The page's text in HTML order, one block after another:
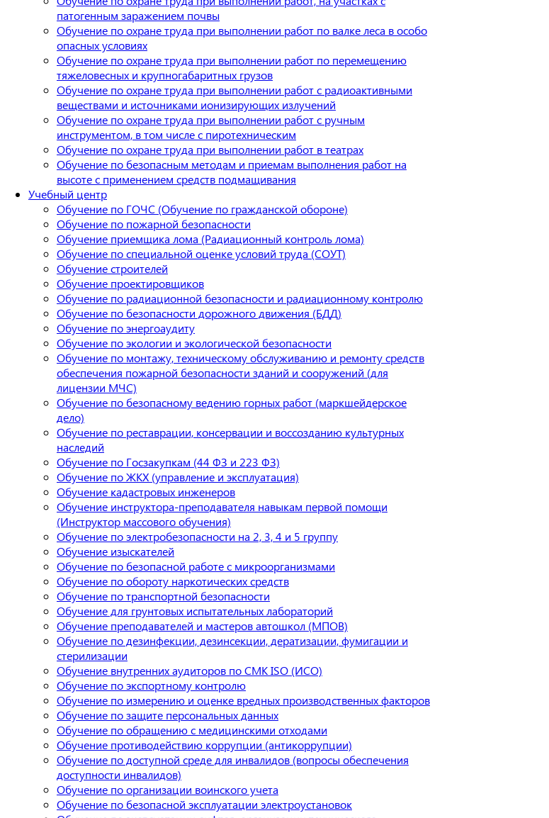
патогенным заражением почвы
Обучение по охране труда при выполнении работ по валке леса в особо
опасных условиях
Обучение по охране труда при выполнении работ по перемещению
тяжеловесных и крупногабаритных грузов
Обучение по охране труда при выполнении работ с радиоактивными
веществами и источниками ионизирующих излучений
Обучение по охране труда при выполнении работ с ручным
инструментом, в том числе с пиротехническим
Обучение по охране труда при выполнении работ в театрах
Обучение по безопасным методам и приемам выполнения работ на
высоте с применением средств подмащивания
Учебный центр
Обучение по ГОЧС (Обучение по гражданской обороне)
Обучение по пожарной безопасности
Обучение приемщика лома (Радиационный контроль лома)
Обучение по специальной оценке условий труда (СОУТ)
Обучение строителей
Обучение проектировщиков
Обучение по радиационной безопасности и радиационному контролю
Обучение по безопасности дорожного движения (БДД)
Обучение по энергоаудиту
Обучение по экологии и экологической безопасности
Обучение по монтажу, техническому обслуживанию и ремонту средств
обеспечения пожарной безопасности зданий и сооружений (для
лицензии МЧС)
Обучение по безопасному ведению горных работ (маркшейдерское
дело)
Обучение по реставрации, консервации и воссозданию культурных
наследий
Обучение по Госзакупкам (44 ФЗ и 223 ФЗ)
Обучение по ЖКХ (управление и эксплуатация)
Обучение кадастровых инженеров
Обучение инструктора-преподавателя навыкам первой помощи
(Инструктор массового обучения)
Обучение по электробезопасности на 2, 3, 4 и 5 группу
Обучение изыскателей
Обучение по безопасной работе с микроорганизмами
Обучение по обороту наркотических средств
Обучение по транспортной безопасности
Обучение для грунтовых испытательных лабораторий
Обучение преподавателей и мастеров автошкол (МПОВ)
Обучение по дезинфекции, дезинсекции, дератизации, фумигации и
стерилизации
Обучение внутренних аудиторов по СМК ISO (ИСО)
Обучение по экспортному контролю
Обучение по измерению и оценке вредных производственных факторов
Обучение по защите персональных данных
Обучение по обращению с медицинскими отходами
Обучение противодействию коррупции (антикоррупции)
Обучение по доступной среде для инвалидов (вопросы обеспечения
доступности инвалидов)
Обучение по организации воинского учета
Обучение по безопасной эксплуатации электроустановок